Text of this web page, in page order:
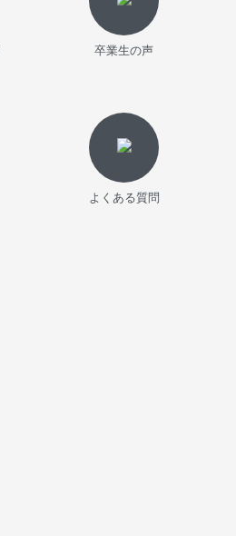
卒業生の声
よくある質問